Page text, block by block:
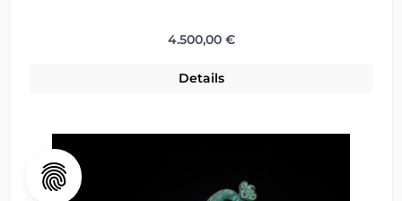
Regulärer Preis:
4.500,00 €
Details